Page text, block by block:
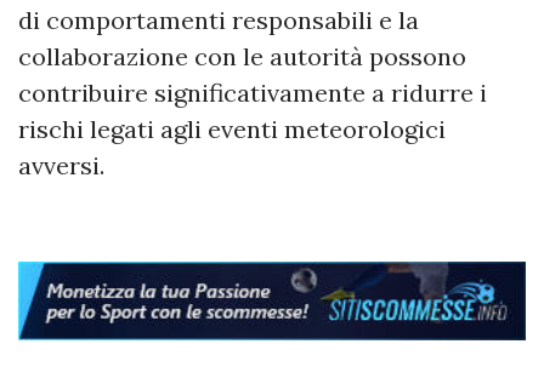
di comportamenti responsabili e la
collaborazione con le autorità possono
contribuire significativamente a ridurre i
rischi legati agli eventi meteorologici
avversi.